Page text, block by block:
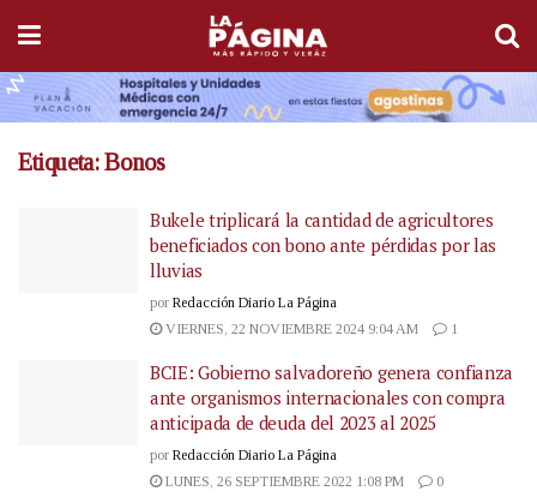
Etiqueta:Bonos
Bukele triplicará la cantidad de agricultores
beneficiados con bono ante pérdidas por las
lluvias
por Redacción Diario La Página
VIERNES, 22 NOVIEMBRE 2024 9:04 AM
1
BCIE: Gobierno salvadoreño genera confianza
ante organismos internacionales con compra
anticipada de deuda del 2023 al 2025
por Redacción Diario La Página
LUNES, 26 SEPTIEMBRE 2022 1:08 PM
0